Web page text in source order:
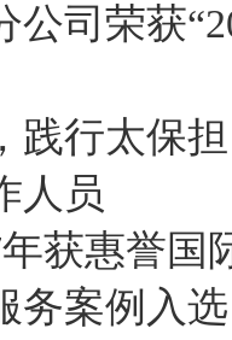
公司荣获
践行太保
人员
获惠誉国
务案例入